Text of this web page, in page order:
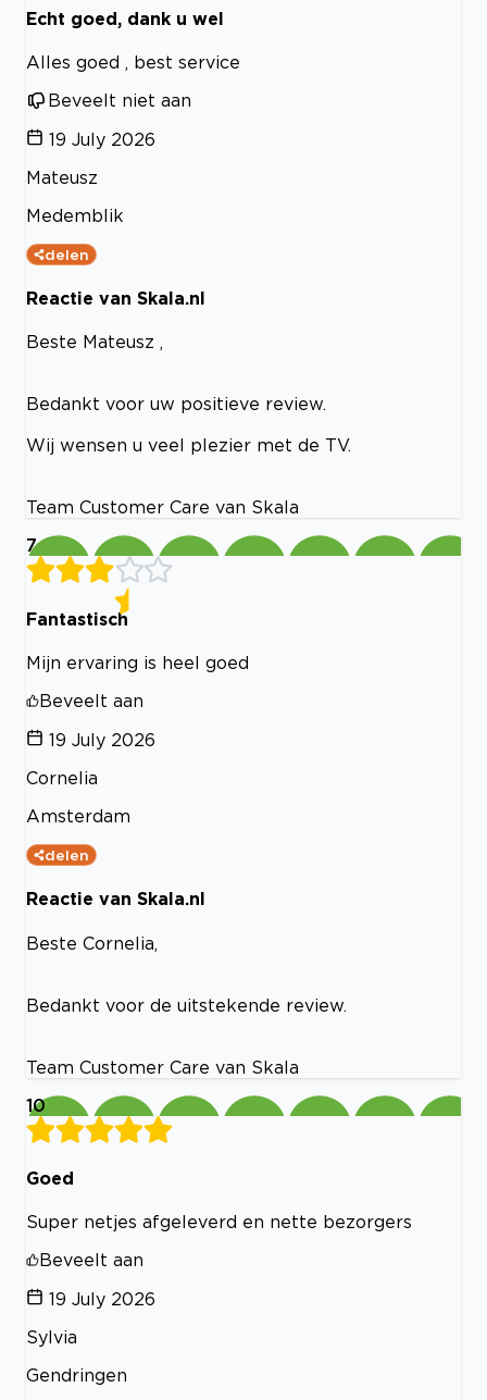
Echt goed, dank u wel
Alles goed , best service
Beveelt niet aan
19 July 2026
Mateusz
Medemblik
delen
Reactie van Skala.nl
Beste Mateusz ,
Bedankt voor uw positieve review.
Wij wensen u veel plezier met de TV.
Team Customer Care van Skala
7
Fantastisch
Mijn ervaring is heel goed
Beveelt aan
19 July 2026
Cornelia
Amsterdam
delen
Reactie van Skala.nl
Beste Cornelia,
Bedankt voor de uitstekende review.
Team Customer Care van Skala
10
Goed
Super netjes afgeleverd en nette bezorgers
Beveelt aan
19 July 2026
Sylvia
Gendringen